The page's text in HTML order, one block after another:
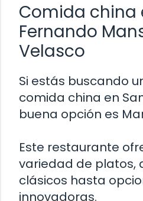
Comida china
Fernando
Velasco
Si estás buscando
comida china en
buena opción es
Este restaurante
variedad de platos,
clásicos hasta
innovadoras.